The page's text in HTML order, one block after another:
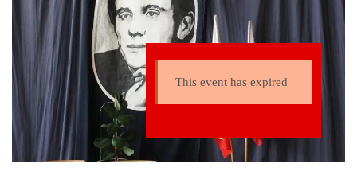
This event has expired